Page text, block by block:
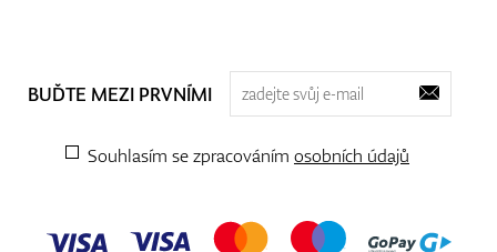
BUĎTE MEZI PRVNÍMI
Souhlasím se zpracováním osobních údajů